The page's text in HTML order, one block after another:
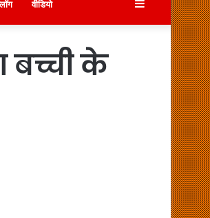
वीडियो Sidebar
बच्ची के